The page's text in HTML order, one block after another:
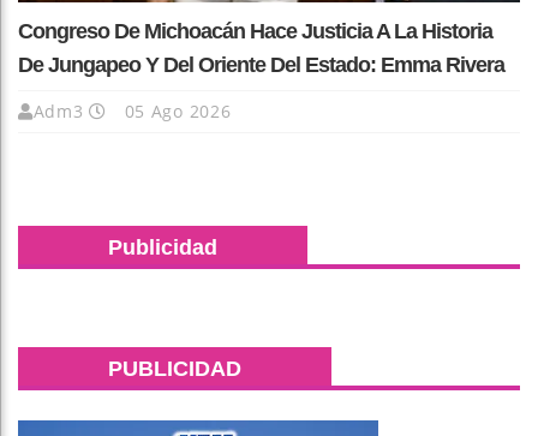
Congreso De Michoacán Hace Justicia A La Historia
De Jungapeo Y Del Oriente Del Estado: Emma Rivera
Adm3 05 Ago 2026
Publicidad
PUBLICIDAD